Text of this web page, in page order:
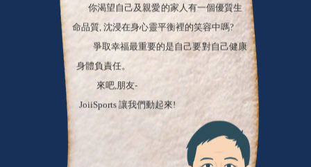
你渴望自己及親愛的家人有一個優質生
命品質, 沈浸在身心靈平衡裡的笑容中嗎?
爭取幸福最重要的是自己要對自己健康
身體負責任。
來吧,朋友-
JoiiSports 讓我們動起來!